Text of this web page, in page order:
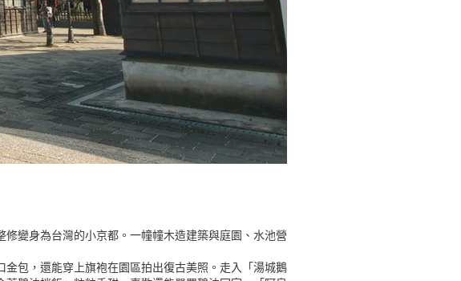
變身為台灣的小京都。一幢幢木造建築與庭園、水池營
金包，還能穿上旗袍在園區拍出復古美照。走入「湯城鵝